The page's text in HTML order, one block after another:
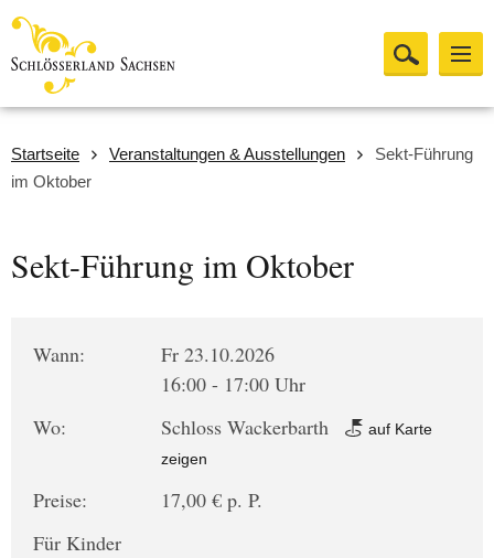
Startseite Veranstaltungen & Ausstellungen
Sekt-Führung
im Oktober
Sekt-Führung im Oktober
Wann:
Fr 23.10.2026
16:00 - 17:00 Uhr
Wo:
Schloss Wackerbarth
auf Karte
zeigen
Preise:
17,00 € p. P.
Für Kinder